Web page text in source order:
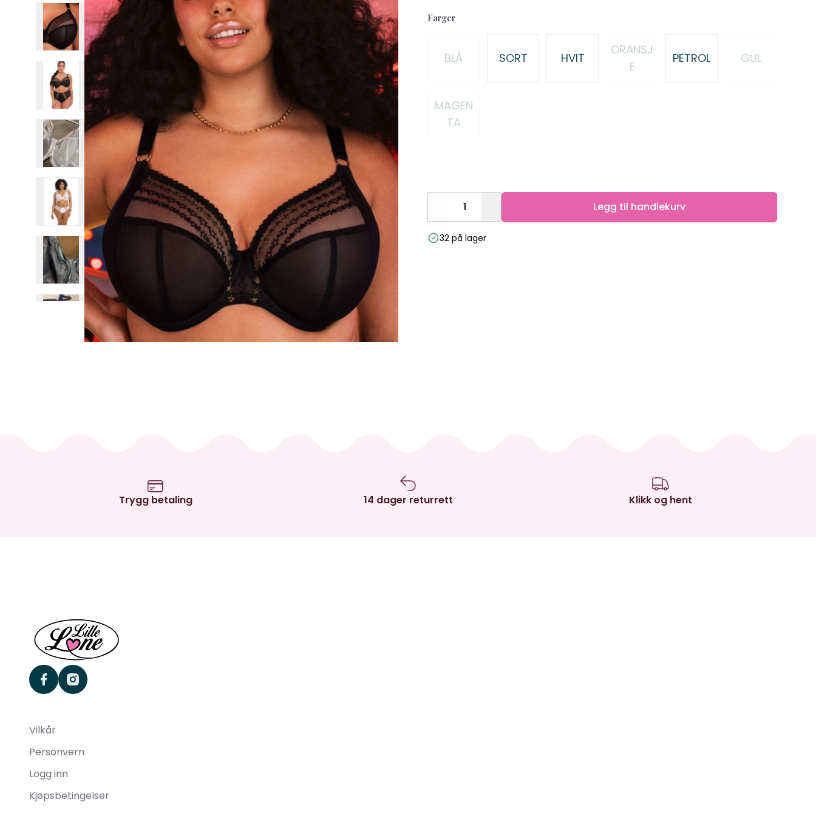
Farger
Velg en Farger
BLÅ SORT HVIT
ORANSJ
E
PETROL GUL
MAGEN
TA
Decrease Legg til handlekurv
32 på lager
Trygg betaling 14 dager returrett Klikk og hent
facebookinstagram
Vilkår
Personvern
Logg inn
Kjøpsbetingelser